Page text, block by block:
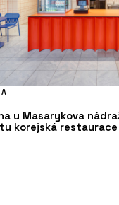
u Masarykova
korejská restaurace